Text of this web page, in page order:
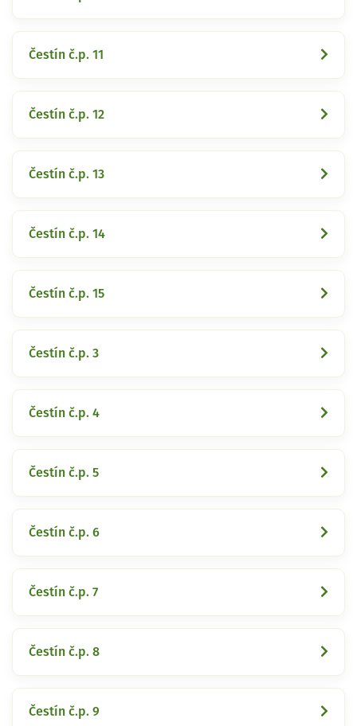
Čestín č.p. 11
Čestín č.p. 12
Čestín č.p. 13
Čestín č.p. 14
Čestín č.p. 15
Čestín č.p. 3
Čestín č.p. 4
Čestín č.p. 5
Čestín č.p. 6
Čestín č.p. 7
Čestín č.p. 8
Čestín č.p. 9